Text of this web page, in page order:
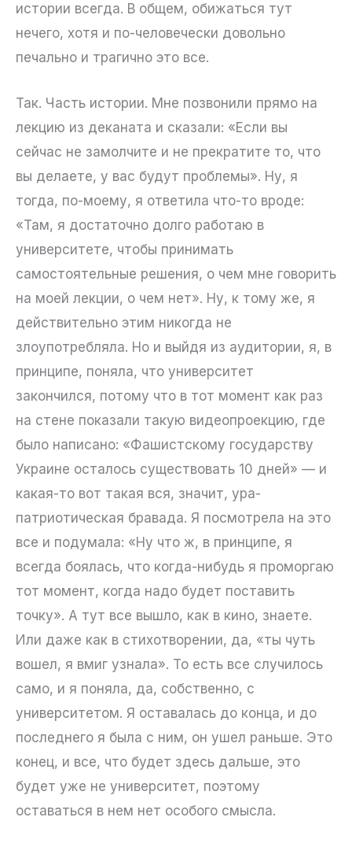
истории всегда. В общем, обижаться тут
нечего, хотя и по-человечески довольно
печально и трагично это все.
Так. Часть истории. Мне позвонили прямо на
лекцию из деканата и сказали: «Если вы
сейчас не замолчите и не прекратите то, что
вы делаете, у вас будут проблемы». Ну, я
тогда, по-моему, я ответила что-то вроде:
«Там, я достаточно долго работаю в
университете, чтобы принимать
самостоятельные решения, о чем мне говорить
на моей лекции, о чем нет». Ну, к тому же, я
действительно этим никогда не
злоупотребляла. Но и выйдя из аудитории, я, в
принципе, поняла, что университет
закончился, потому что в тот момент как раз
на стене показали такую видеопроекцию, где
было написано: «Фашистскому государству
Украине осталось существовать 10 дней» — и
какая-то вот такая вся, значит, ура-
патриотическая бравада. Я посмотрела на это
все и подумала: «Ну что ж, в принципе, я
всегда боялась, что когда-нибудь я проморгаю
тот момент, когда надо будет поставить
точку». А тут все вышло, как в кино, знаете.
Или даже как в стихотворении, да, «ты чуть
вошел, я вмиг узнала». То есть все случилось
само, и я поняла, да, собственно, с
университетом. Я оставалась до конца, и до
последнего я была с ним, он ушел раньше. Это
конец, и все, что будет здесь дальше, это
будет уже не университет, поэтому
оставаться в нем нет особого смысла.